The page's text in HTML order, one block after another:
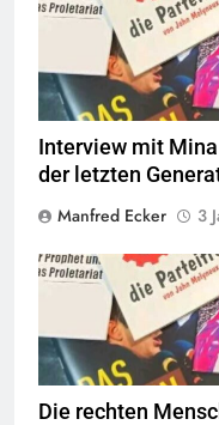
Interview mit
der letzten
Manfred Ecker
3
Die rechten